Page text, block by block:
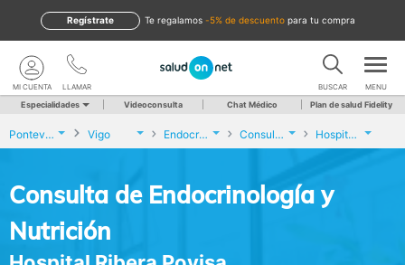
te regalamos -5% de descuento para tu compra
Regístrate
LLAMAR
MI CUENTA BUSCAR MENU
Especialidades Videoconsulta Chat Médico Plan de salud Fidelity
Pontevedra Vigo Endocrinología y Nutrición Consulta de Endocrinología y Nutrición Hospital Ribera Povisa
Consulta de Endocrinología y
Nutrición